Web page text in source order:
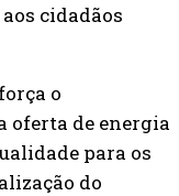
cidadãos
o
oferta de energia
para os
do